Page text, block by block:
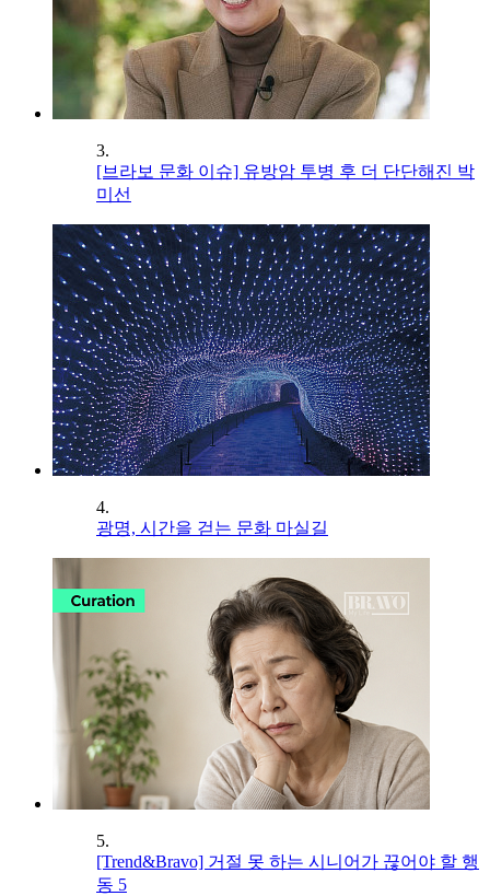
3.
[브라보 문화 이슈] 유방암 투병 후 더 단단해진 박
미선
4.
광명, 시간을 걷는 문화 마실길
5.
[Trend&Bravo] 거절 못 하는 시니어가 끊어야 할 행
동 5